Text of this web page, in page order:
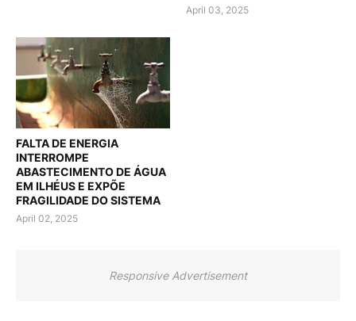
April 03, 2025
FALTA DE ENERGIA
INTERROMPE
ABASTECIMENTO DE ÁGUA
EM ILHÉUS E EXPÕE
FRAGILIDADE DO SISTEMA
April 02, 2025
Responsive Advertisement